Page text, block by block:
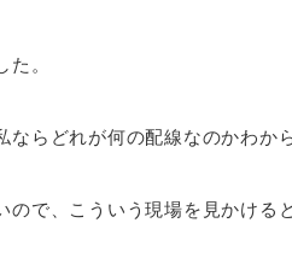
。
らどれが何の配線なのかわか
で、こういう現場を見かける